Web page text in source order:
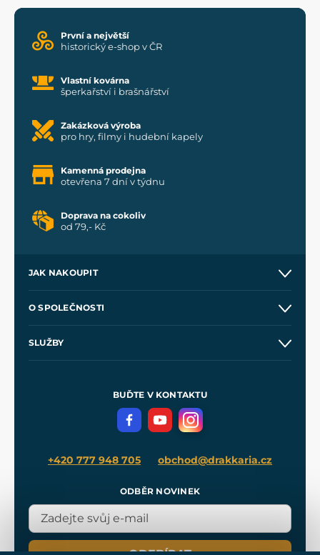
První a největší
historický e-shop v ČR
Vlastní kovárna
šperkařství i brašnářství
Zakázková výroba
pro hry, filmy i hudební kapely
Kamenná prodejna
otevřena 7 dní v týdnu
Doprava na cokoliv
od 79,- Kč
JAK NAKOUPIT
Velkoobchod
O SPOLEČNOSTI
SLUŽBY
Meče pro Kingdom Come
BUĎTE V KONTAKTU
+420 777 948 705 obchod@drakkaria.cz
ODBĚR NOVINEK